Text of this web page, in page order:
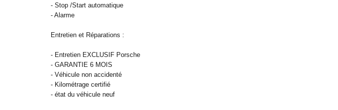
- Stop /Start automatique
- Alarme
Entretien et Réparations :
- Entretien EXCLUSIF Porsche
- GARANTIE 6 MOIS
- Véhicule non accidenté
- Kilométrage certifié
- état du véhicule neuf